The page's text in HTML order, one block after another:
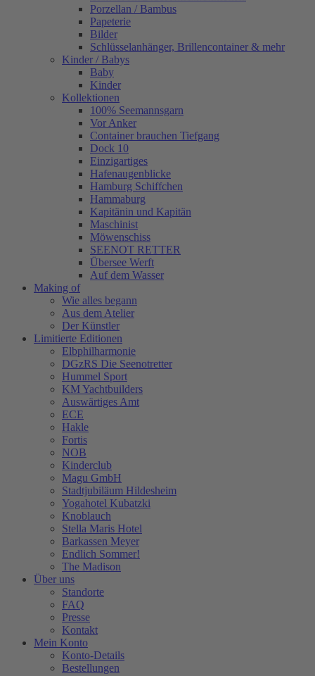
Porzellan / Bambus
Papeterie
Bilder
Schlüsselanhänger, Brillencontainer & mehr
Kinder / Babys
Baby
Kinder
Kollektionen
100% Seemannsgarn
Vor Anker
Container brauchen Tiefgang
Dock 10
Einzigartiges
Hafenaugen­blicke
Hamburg Schiffchen
Hammaburg
Kapitänin und Kapitän
Maschinist
Möwenschiss
SEENOT RETTER
Übersee Werft
Auf dem Wasser
Making of
Wie alles begann
Aus dem Atelier
Der Künstler
Limitierte Editionen
Elbphilharmonie
DGzRS Die Seenotretter
Hummel Sport
KM Yachtbuilders
Auswärtiges Amt
ECE
Hakle
Fortis
NOB
Kinderclub
Magu GmbH
Stadtjubiläum Hildesheim
Yogahotel Kubatzki
Knoblauch
Stella Maris Hotel
Barkassen Meyer
Endlich Sommer!
The Madison
Über uns
Standorte
FAQ
Presse
Kontakt
Mein Konto
Konto-Details
Bestellungen